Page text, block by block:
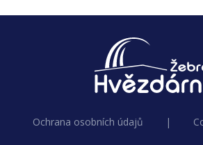
Ochrana osobních údajů |